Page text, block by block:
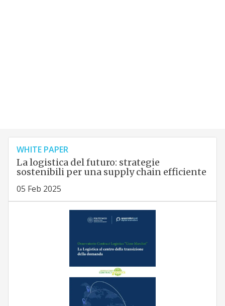
WHITE PAPER
La logistica del futuro: strategie
sostenibili per una supply chain efficiente
05 Feb 2025